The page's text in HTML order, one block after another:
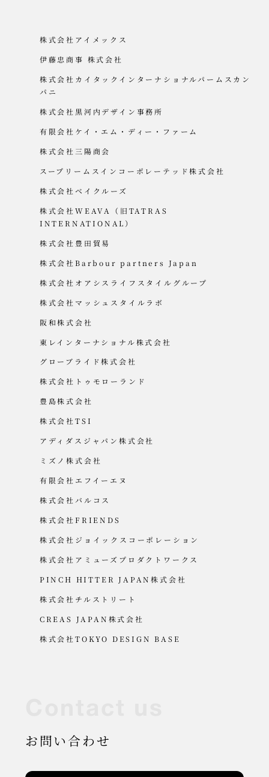
株式会社アイメックス
伊藤忠商事 株式会社
株式会社カイタックインターナショナルパームスカン
パニ
株式会社黒河内デザイン事務所
有限会社ケイ・エム・ディー・ファーム
株式会社三陽商会
スープリームスインコーポレーテッド株式会社
株式会社ベイクルーズ
株式会社WEAVA（旧TATRAS
INTERNATIONAL）
株式会社豊⽥貿易
株式会社Barbour partners Japan
株式会社オアシスライフスタイルグループ
株式会社マッシュスタイルラボ
阪和株式会社
東レインターナショナル株式会社
グローブライド株式会社
株式会社トゥモローランド
豊島株式会社
株式会社TSI
アディダスジャパン株式会社
ミズノ株式会社
有限会社エフイーエヌ
株式会社バルコス
株式会社FRIENDS
株式会社ジョイックスコーポレーション
株式会社アミューズプロダクトワークス
PINCH HITTER JAPAN株式会社
株式会社チルストリート
CREAS JAPAN株式会社
株式会社TOKYO DESIGN BASE
お問い合わせ